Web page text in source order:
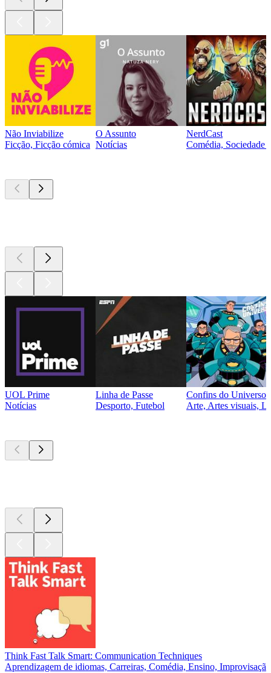
Não Inviabilize
Ficção, Ficção cómica
O Assunto
Notícias
NerdCast
Comédia, Sociedade
UOL Prime
Notícias
Linha de Passe
Desporto, Futebol
Confins do Universo
Arte, Artes visuais,
Think Fast Talk Smart: Communication Techniques
Aprendizagem de idiomas, Carreiras, Comédia, Ensino,